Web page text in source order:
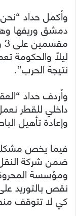
وأكمل حداد
ليلاً والحكومة
نتيجة الحرب”.
وأردف حداد
داخلي للقطر
وإعادة تأهيل
فيما يخص مشكلة
ضمن شركة
ومؤسسة
نقص بالتوريد
كي لا تتوقف